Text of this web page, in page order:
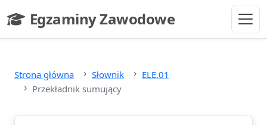
Egzaminy Zawodowe
- strona główna
Strona główna Słownik
ELE.01
Przekładnik sumujący